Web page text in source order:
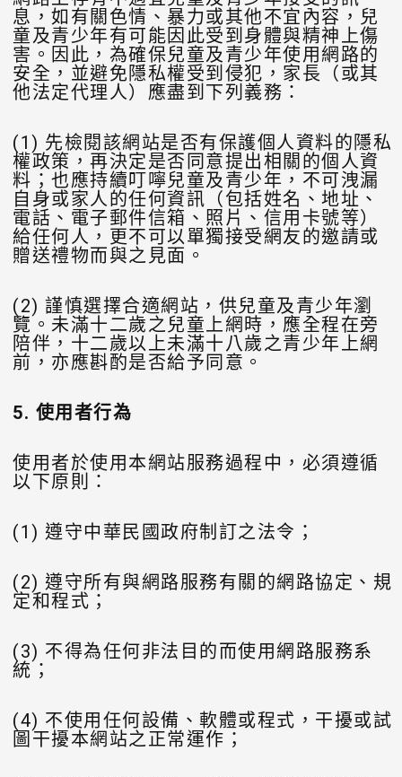
息，如有關色情、暴力或其他不宜內容，兒
童及青少年有可能因此受到身體與精神上傷
害。因此，為確保兒童及青少年使用網路的
安全，並避免隱私權受到侵犯，家長（或其
他法定代理人）應盡到下列義務：
(1) 先檢閱該網站是否有保護個人資料的隱私
權政策，再決定是否同意提出相關的個人資
料；也應持續叮嚀兒童及青少年，不可洩漏
自身或家人的任何資訊（包括姓名、地址、
電話、電子郵件信箱、照片、信用卡號等）
給任何人，更不可以單獨接受網友的邀請或
贈送禮物而與之見面。
(2) 謹慎選擇合適網站，供兒童及青少年瀏
覽。未滿十二歲之兒童上網時，應全程在旁
陪伴，十二歲以上未滿十八歲之青少年上網
前，亦應斟酌是否給予同意。
5. 使用者行為
使用者於使用本網站服務過程中，必須遵循
以下原則：
(1) 遵守中華民國政府制訂之法令；
(2) 遵守所有與網路服務有關的網路協定、規
定和程式；
(3) 不得為任何非法目的而使用網路服務系
統；
(4) 不使用任何設備、軟體或程式，干擾或試
圖干擾本網站之正常運作；